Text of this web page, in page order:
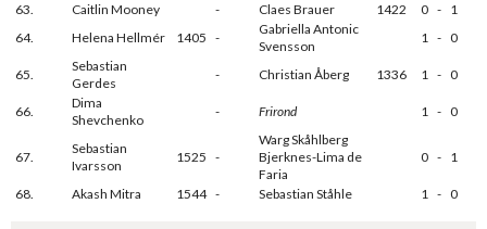
63.
Caitlin Mooney - Claes Brauer 1422 0 - 1
64.
Helena Hellmér 1405 -
Gabriella Antonic
Svensson
1 - 0
65.
Sebastian
Gerdes
- Christian Åberg 1336 1 - 0
66.
Dima
Shevchenko
- Frirond 1 - 0
67.
Sebastian
Ivarsson
1525 -
Warg Skåhlberg
Bjerknes-Lima de
Faria
0 - 1
68. Akash Mitra 1544 - Sebastian Ståhle 1 - 0